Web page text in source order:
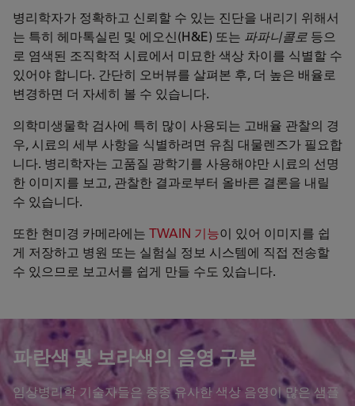
병리학자가 정확하고 신뢰할 수 있는 진단을 내리기 위해서
는 특히 헤마톡실린 및 에오신(H&E) 또는 파파니콜로 등으
로 염색된 조직학적 시료에서 미묘한 색상 차이를 식별할 수
있어야 합니다. 간단히 오버뷰를 살펴본 후, 더 높은 배율로
변경하면 더 자세히 볼 수 있습니다.
의학미생물학 검사에 특히 많이 사용되는 고배율 관찰의 경
우, 시료의 세부 사항을 식별하려면 유침 대물렌즈가 필요합
니다. 병리학자는 고품질 광학기를 사용해야만 시료의 선명
한 이미지를 보고, 관찰한 결과로부터 올바른 결론을 내릴
수 있습니다.
또한 현미경 카메라에는 TWAIN 기능이 있어 이미지를 쉽
게 저장하고 병원 또는 실험실 정보 시스템에 직접 전송할
수 있으므로 보고서를 쉽게 만들 수도 있습니다.
파란색 및 보라색의 음영 구분
임상병리학 기술자들은 종종 유사한 색상 음영이 많은 샘플